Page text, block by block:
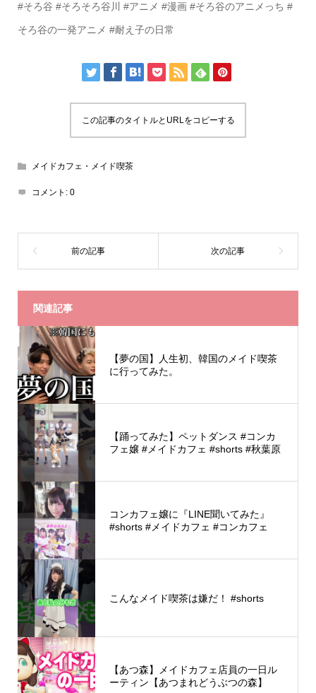
#そろ谷 #そろそろ谷川 #アニメ #漫画 #そろ谷のアニメっち #
そろ谷の一発アニメ #耐え子の日常
この記事のタイトルとURLをコピーする
メイドカフェ・メイド喫茶
コメント: 0
関連記事
【夢の国】人生初、韓国のメイド喫茶
に行ってみた。
【踊ってみた】ペットダンス #コンカ
フェ嬢 #メイドカフェ #shorts #秋葉原
コンカフェ嬢に『LINE聞いてみた』
#shorts #メイドカフェ #コンカフェ
こんなメイド喫茶は嫌だ！ #shorts
【あつ森】メイドカフェ店員の一日ル
ーティン【あつまれどうぶつの森】